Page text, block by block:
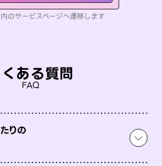
のサービスページへ遷移します
ある質問
FAQ
りの